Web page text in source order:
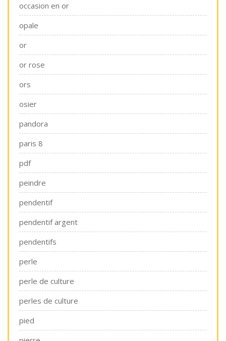
occasion en or
opale
or
or rose
ors
osier
pandora
paris 8
pdf
peindre
pendentif
pendentif argent
pendentifs
perle
perle de culture
perles de culture
pied